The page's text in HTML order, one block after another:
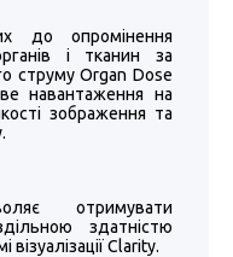
до опромінення
і тканин за
струму Organ Dose
навантаження на
зображення та
отримувати
здатністю
Clarity.